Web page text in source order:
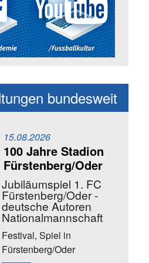
Kanäle der
bundesweit
15.08.2026
100 Jahre Stadion
Fürstenberg/Oder
Jubiläumspiel 1. FC
Fürstenberg/Oder -
deutsche Autoren
Nationalmannschaft
Festival, Spiel in
Fürstenberg/Oder